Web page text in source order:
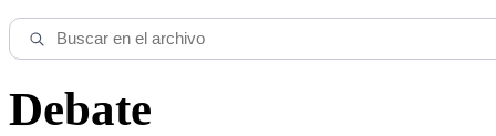
Debate